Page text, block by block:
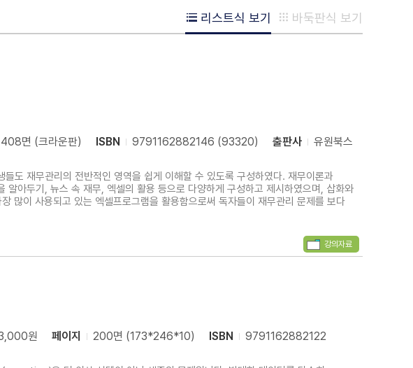
리스트식 보기 바둑판식 보기
408면 (크라운판) ISBN 9791162882146 (93320) 출판사 유원북스
도 재무관리의 전반적인 영역을 쉽게 이해할 수 있도록 구성하였다. 재무이론과
아두기, 뉴스 속 재무, 엑셀의 활용 등으로 다양하게 구성하고 제시하였으며, 삽화와
많이 사용되고 있는 엑셀프로그램을 활용함으로써 독자들이 재무관리 문제를 보다
강의자료
원 페이지 200면 (173*246*10) ISBN
9791162882122